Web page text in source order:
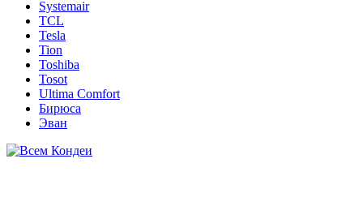
Systemair
TCL
Tesla
Tion
Toshiba
Tosot
Ultima Comfort
Бирюса
Эван